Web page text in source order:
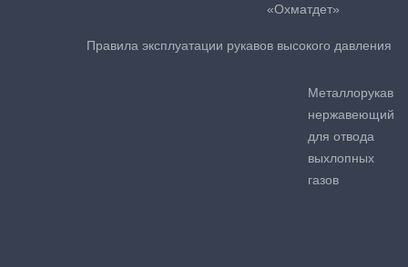
«Охматдет»
Правила эксплуатации рукавов высокого давления
Металлорукав
нержавеющий
для отвода
выхлопных
газов